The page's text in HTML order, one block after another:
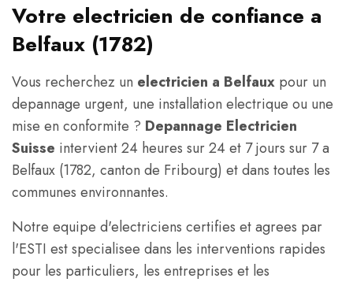
Votre electricien de confiance a
Belfaux (1782)
Vous recherchez un electricien a Belfaux pour un
depannage urgent, une installation electrique ou une
mise en conformite ? Depannage Electricien
Suisse intervient 24 heures sur 24 et 7 jours sur 7 a
Belfaux (1782, canton de Fribourg) et dans toutes les
communes environnantes.
Notre equipe d'electriciens certifies et agrees par
l'ESTI est specialisee dans les interventions rapides
pour les particuliers, les entreprises et les